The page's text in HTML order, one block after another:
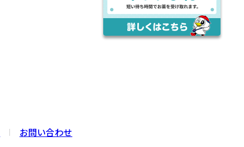
お問い合わせ